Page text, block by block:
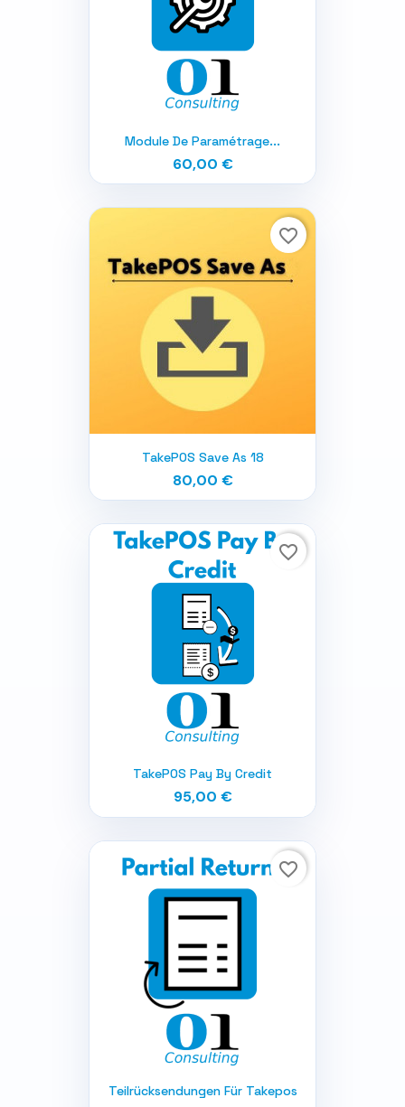
Module De Paramétrage...
60,00 €
TakePOS Save As 18
80,00 €
favorite_border
TakePOS Pay By Credit
95,00 €
favorite_border
Teilrücksendungen Für Takepos
favorite_border